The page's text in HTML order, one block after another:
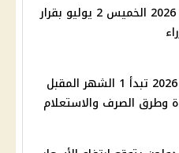
إجازة 30 يونيو 2026 الخميس 2 يوليو بقرار
معاشات يوليو 2026 تبدأ 1 الشهر المقبل
وطرق الصرف والاستعلام